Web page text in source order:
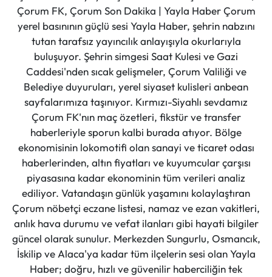
Çorum FK, Çorum Son Dakika | Yayla Haber Çorum
yerel basınının güçlü sesi Yayla Haber, şehrin nabzını
tutan tarafsız yayıncılık anlayışıyla okurlarıyla
buluşuyor. Şehrin simgesi Saat Kulesi ve Gazi
Caddesi'nden sıcak gelişmeler, Çorum Valiliği ve
Belediye duyuruları, yerel siyaset kulisleri anbean
sayfalarımıza taşınıyor. Kırmızı-Siyahlı sevdamız
Çorum FK'nın maç özetleri, fikstür ve transfer
haberleriyle sporun kalbi burada atıyor. Bölge
ekonomisinin lokomotifi olan sanayi ve ticaret odası
haberlerinden, altın fiyatları ve kuyumcular çarşısı
piyasasına kadar ekonominin tüm verileri analiz
ediliyor. Vatandaşın günlük yaşamını kolaylaştıran
Çorum nöbetçi eczane listesi, namaz ve ezan vakitleri,
anlık hava durumu ve vefat ilanları gibi hayati bilgiler
güncel olarak sunulur. Merkezden Sungurlu, Osmancık,
İskilip ve Alaca'ya kadar tüm ilçelerin sesi olan Yayla
Haber; doğru, hızlı ve güvenilir haberciliğin tek
Sungurlu Haberleri
Turizm
Uğurludağ Haberleri
Yaşam
Yayla Haber
Yemek Tarifleri
Yerel Haberler